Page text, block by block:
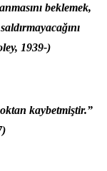
beklemek,
1939-)
kaybetmiştir.”